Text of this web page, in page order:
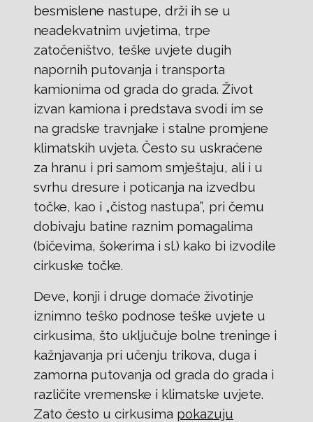
besmislene nastupe, drži ih se u
neadekvatnim uvjetima, trpe
zatočeništvo, teške uvjete dugih
napornih putovanja i transporta
kamionima od grada do grada. Život
izvan kamiona i predstava svodi im se
na gradske travnjake i stalne promjene
klimatskih uvjeta. Često su uskraćene
za hranu i pri samom smještaju, ali i u
svrhu dresure i poticanja na izvedbu
točke, kao i „čistog nastupa”, pri čemu
dobivaju batine raznim pomagalima
(bičevima, šokerima i sl.) kako bi izvodile
cirkuske točke.
Deve, konji i druge domaće životinje
iznimno teško podnose teške uvjete u
cirkusima, što uključuje bolne treninge i
kažnjavanja pri učenju trikova, duga i
zamorna putovanja od grada do grada i
različite vremenske i klimatske uvjete.
Zato često u cirkusima pokazuju